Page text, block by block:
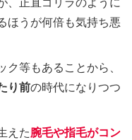
、正直ゴリラのように
ほうが何倍も気持ち悪
等もあることから、
り前の時代になりつつ
えた腕毛や指毛がコン